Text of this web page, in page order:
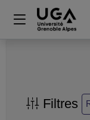
Filtres